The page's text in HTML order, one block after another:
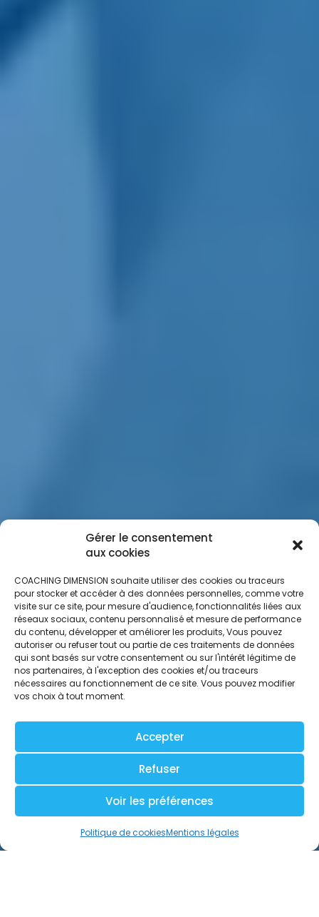
Gérer le consentement
aux cookies
COACHING DIMENSION souhaite utiliser des cookies ou traceurs
pour stocker et accéder à des données personnelles, comme votre
visite sur ce site, pour mesure d'audience, fonctionnalités liées aux
réseaux sociaux, contenu personnalisé et mesure de performance
du contenu, développer et améliorer les produits, Vous pouvez
autoriser ou refuser tout ou partie de ces traitements de données
qui sont basés sur votre consentement ou sur l'intérêt légitime de
nos partenaires, à l'exception des cookies et/ou traceurs
nécessaires au fonctionnement de ce site. Vous pouvez modifier
vos choix à tout moment.
Accepter
Refuser
Voir les préférences
Politique de cookiesMentions légales